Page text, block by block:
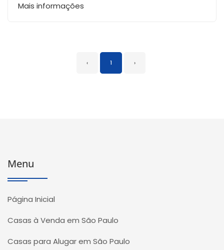
Mais informações
‹ 1 ›
Menu
Página Inicial
Casas à Venda em São Paulo
Casas para Alugar em São Paulo